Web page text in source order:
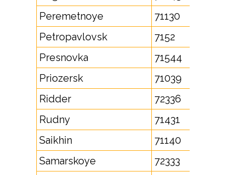
Peremetnoye
71130
Petropavlovsk
7152
Presnovka
71544
Priozersk
71039
Ridder
72336
Rudny
71431
Saikhin
71140
Samarskoye
72333